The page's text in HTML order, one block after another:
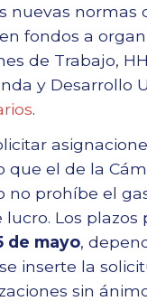
nuevas normas
fondos a
de Trabajo,
y Desarrollo
.
que el de la
no prohíbe el
Los
de mayo,
inserte la
sin